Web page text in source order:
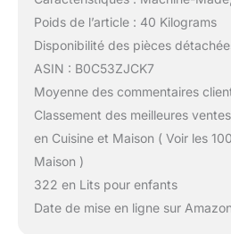
Poids de l’article : 40 Kilograms
Disponibilité des pièces
ASIN : B0C53ZJCK7
Moyenne des commentaires
Classement des meilleures
en Cuisine et Maison ( Voir les
Maison )
322 en Lits pour enfants
Date de mise en ligne sur